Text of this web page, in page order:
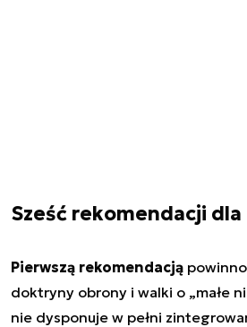
Sześć rekomendacji dla
Pierwszą rekomendacją
doktryny obrony i walki o „małe
nie dysponuje w pełni